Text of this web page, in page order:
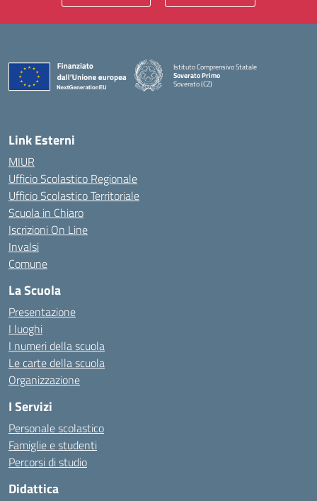
Istituto Comprensivo Statale
Soverato Primo
Soverato (CZ)
Link Esterni
MIUR
Ufficio Scolastico Regionale
Ufficio Scolastico Territoriale
Scuola in Chiaro
Iscrizioni On Line
Invalsi
Comune
La Scuola
Presentazione
I luoghi
I numeri della scuola
Le carte della scuola
Organizzazione
I Servizi
Personale scolastico
Famiglie e studenti
Percorsi di studio
Didattica